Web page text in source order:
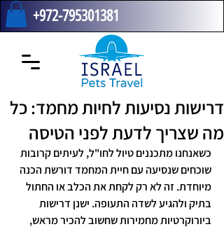
+972-795301381
דרישות נסיעות לחיות מחמד: כל
מה שצריך לדעת לפני הטיסה
כשאנחנו מתכננים טיול לחו"ל, לעיתים קרובות
שוכחים שנסיעה עם חיית המחמד דורשת הכנה
מיוחדת. זה לא רק לקחת את הכלב או החתול
בתיק ולהגיע לשדה התעופה. ישנן דרישות
ביורוקרטיות מחמירות שחשוב להכיר מראש,